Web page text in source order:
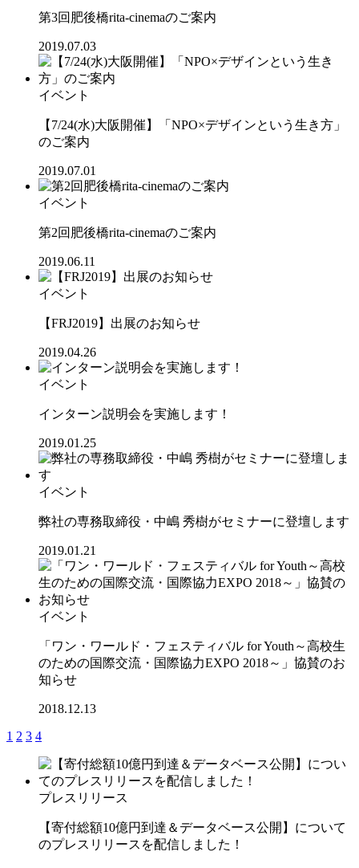
第3回肥後橋rita-cinemaのご案内
2019.07.03
イベント
【7/24(水)大阪開催】「NPO×デザインという生き方」
のご案内
2019.07.01
イベント
第2回肥後橋rita-cinemaのご案内
2019.06.11
イベント
【FRJ2019】出展のお知らせ
2019.04.26
イベント
インターン説明会を実施します！
2019.01.25
イベント
弊社の専務取締役・中嶋 秀樹がセミナーに登壇します
2019.01.21
イベント
「ワン・ワールド・フェスティバル for Youth～高校生
のための国際交流・国際協力EXPO 2018～」協賛のお
知らせ
2018.12.13
1 2 3 4
プレスリリース
【寄付総額10億円到達＆データベース公開】について
のプレスリリースを配信しました！